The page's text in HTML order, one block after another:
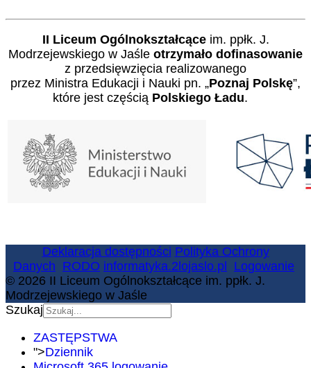
II Liceum Ogólnokształcąceim. ppłk. J.
Modrzejewskiego w Jaśle otrzymało dofinasowanie
z przedsięwzięcia realizowanego
przez Ministra Edukacji i Nauki pn. „Poznaj Polskę”,
które jest częścią Polskiego Ładu.
Deklaracja dostępności Polityka Ochrony
Danych RODO informatyka.2lojaslo.pl
Logowanie
© 2026 II Liceum Ogólnokształcące im. ppłk. J.
Modrzejewskiego w Jaśle
Szukaj
ZASTĘPSTWA
">Dziennik